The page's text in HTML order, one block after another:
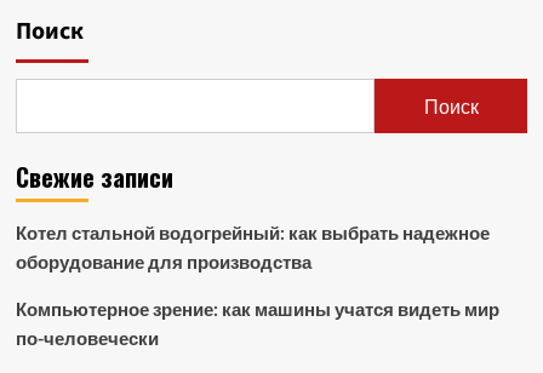
на
Поиск
Поиск
Свежие записи
Котел стальной водогрейный: как выбрать надежное
оборудование для производства
Компьютерное зрение: как машины учатся видеть мир
по-человечески